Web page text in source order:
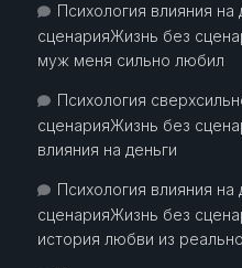
Психология влияния
сценарияЖизнь без
муж меня сильно любил
Психология
сценарияЖизнь без
влияния на деньги
Психология влияния
сценарияЖизнь без
история любви из